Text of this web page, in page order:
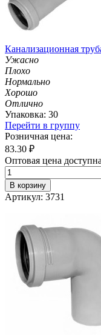
Канализационная
Ужасно
Плохо
Нормально
Хорошо
Отлично
Упаковка: 30
Перейти в группу
Розничная цена:
83.30 ₽
Оптовая цена
В корзину
Артикул: 3731